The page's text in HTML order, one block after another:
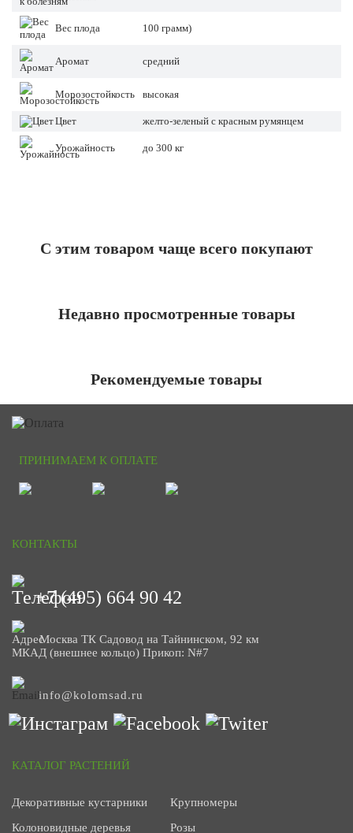
Вес плода 100 грамм)
Аромат средний
Морозостойкость высокая
Цвет желто-зеленый с красным румянцем
Урожайность до 300 кг
С этим товаром чаще всего покупают
Недавно просмотренные товары
Рекомендуемые товары
ПРИНИМАЕМ К ОПЛАТЕ
КОНТАКТЫ
+7 (495) 664 90 42
Москва ТК Садовод на Тайнинском, 92 км
МКАД (внешнее кольцо) Прикоп: N#7
info@kolomsad.ru
КАТАЛОГ РАСТЕНИЙ
Декоративные кустарники
Колоновидные деревья
Крупномеры
Розы